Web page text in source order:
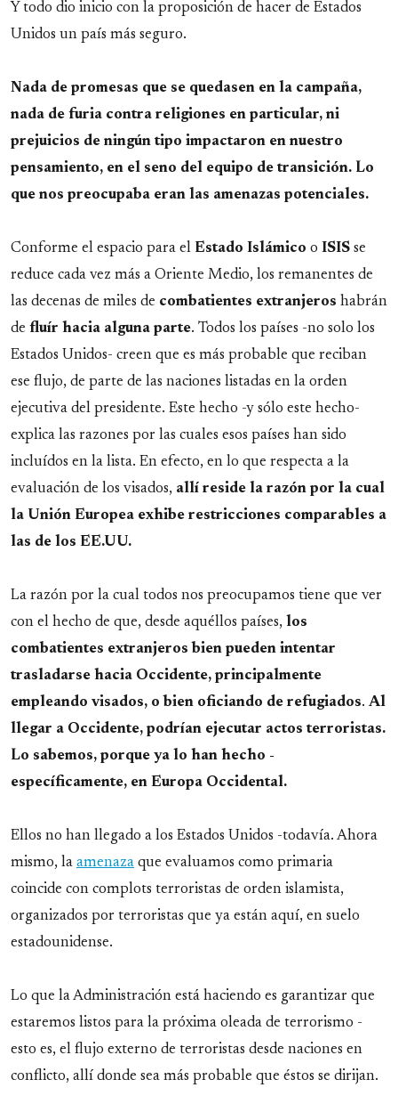
Y todo dio inicio con la proposición de hacer de Estados
Unidos un país más seguro.
Nada de promesas que se quedasen en la campaña,
nada de furia contra religiones en particular, ni
prejuicios de ningún tipo impactaron en nuestro
pensamiento, en el seno del equipo de transición. Lo
que nos preocupaba eran las amenazas potenciales.
Conforme el espacio para el Estado Islámico o ISIS se
reduce cada vez más a Oriente Medio, los remanentes de
las decenas de miles de combatientes extranjeros habrán
de fluír hacia alguna parte. Todos los países -no solo los
Estados Unidos- creen que es más probable que reciban
ese flujo, de parte de las naciones listadas en la orden
ejecutiva del presidente. Este hecho -y sólo este hecho-
explica las razones por las cuales esos países han sido
incluídos en la lista. En efecto, en lo que respecta a la
evaluación de los visados, allí reside la razón por la cual
la Unión Europea exhibe restricciones comparables a
las de los EE.UU.
La razón por la cual todos nos preocupamos tiene que ver
con el hecho de que, desde aquéllos países, los
combatientes extranjeros bien pueden intentar
trasladarse hacia Occidente, principalmente
empleando visados, o bien oficiando de refugiados. Al
llegar a Occidente, podrían ejecutar actos terroristas.
Lo sabemos, porque ya lo han hecho -
específicamente, en Europa Occidental.
Ellos no han llegado a los Estados Unidos -todavía. Ahora
mismo, la amenaza que evaluamos como primaria
coincide con complots terroristas de orden islamista,
organizados por terroristas que ya están aquí, en suelo
estadounidense.
Lo que la Administración está haciendo es garantizar que
estaremos listos para la próxima oleada de terrorismo -
esto es, el flujo externo de terroristas desde naciones en
conflicto, allí donde sea más probable que éstos se dirijan.